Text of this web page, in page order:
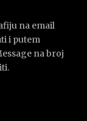
na email
i putem
na broj